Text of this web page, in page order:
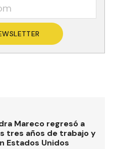
Mareco regresó a
tres años de trabajo y
Estados Unidos